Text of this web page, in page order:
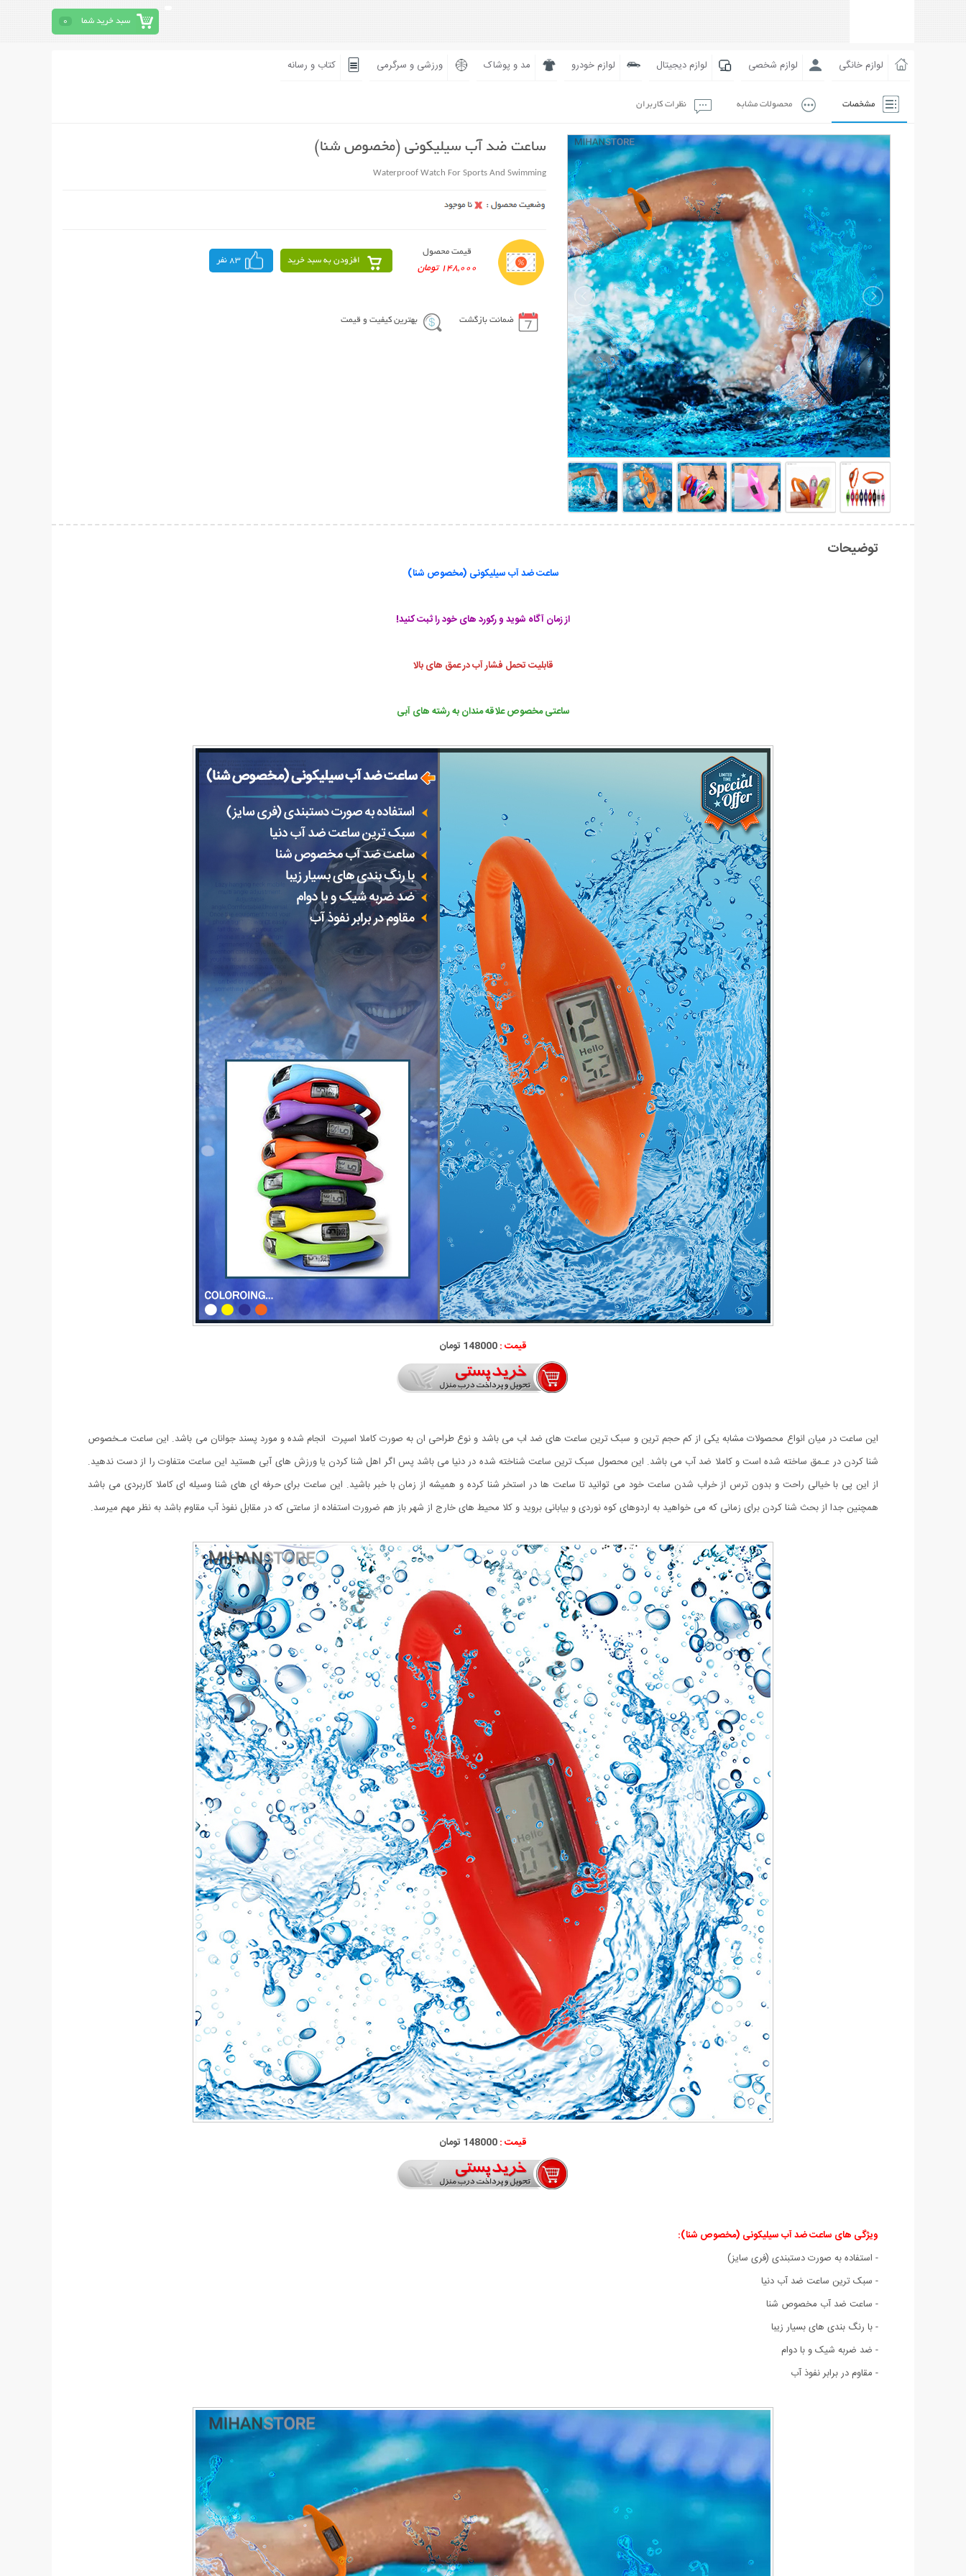
سبد خرید شما 0
لوازم خانگی لوازم شخصی لوازم دیجیتال لوازم خودرو مد و پوشاک ورزشی و سرگرمی کتاب و رسانه
مشخصات محصولات مشابه نظرات کاربران
ساعت ضد آب سیلیکونی (مخصوص شنا)
Waterproof Watch For Sports And Swimming
قیمت محصول
148,000 تومان
افزودن به سبد خرید 83 نفر
ضمانت بازگشت بهترین کیفیت و قیمت
توضیحات
ساعت ضد آب سیلیکونی (مخصوص شنا)
از زمان آگاه شوید و رکورد های خود را ثبت کنید!
قابلیت تحمل فشار آب در عمق های بالا
ساعتی مخصوص علاقه مندان به رشته های آبی
قیمت :148000 تومان
این ساعت در میان انواع محصولات مشابه یکی از کم حجم ترین و سبک ترین ساعت های ضد اب می باشد و نوع طراحی ان به صورت کاملا اسپرت انجام شده و مورد پسند جوانان می باشد. این ساعت مـخصوص
شنا کردن در عـمق ساخته شده است و کاملا ضد آب می باشد. این محصول سبک ترین ساعت شناخته شده در دنیا می باشد پس اگر اهل شنا کردن یا ورزش های آبی هستید این ساعت متفاوت را از دست ندهید.
از این پی با خیالی راحت و بدون ترس از خراب شدن ساعت خود می توانید تا ساعت ها در استخر شنا کرده و همیشه از زمان با خبر باشید. این ساعت برای حرفه ای های شنا وسیله ای کاملا کاربردی می باشد
همچنین جدا از بحث شنا کردن برای زمانی که می خواهید به اردوهای کوه نوردی و بیابانی بروید و کلا محیط های خارج از شهر باز هم ضرورت استفاده از ساعتی که در مقابل نفوذ آب مقاوم باشد به نظر مهم میرسد.
قیمت :148000 تومان
ویژگی های ساعت ضد آب سیلیکونی (مخصوص شنا):
- استفاده به صورت دستبندی (فری سایز)
- سبک ترین ساعت ضد آب دنیا
- ساعت ضد آب مخصوص شنا
- با رنگ بندی های بسیار زیبا
- ضد ضربه شیک و با دوام
- مقاوم در برابر نفوذ آب